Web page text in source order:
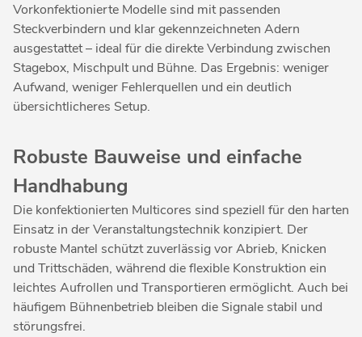
Vorkonfektionierte Modelle sind mit passenden
Steckverbindern und klar gekennzeichneten Adern
ausgestattet – ideal für die direkte Verbindung zwischen
Stagebox, Mischpult und Bühne. Das Ergebnis: weniger
Aufwand, weniger Fehlerquellen und ein deutlich
übersichtlicheres Setup.
Robuste Bauweise und einfache
Handhabung
Die konfektionierten Multicores sind speziell für den harten
Einsatz in der Veranstaltungstechnik konzipiert. Der
robuste Mantel schützt zuverlässig vor Abrieb, Knicken
und Trittschäden, während die flexible Konstruktion ein
leichtes Aufrollen und Transportieren ermöglicht. Auch bei
häufigem Bühnenbetrieb bleiben die Signale stabil und
störungsfrei.